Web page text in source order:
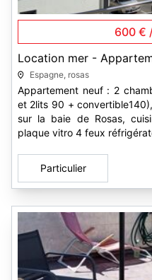
600 €
Location mer -
Espagne, rosas
Appartement neuf : 2
et 2lits 90 + convertible140),er étage 70 m de la plage, vue
sur la baie de Rosas, cuisine indépendante(micro ondes,
plaque vitro 4 feux
Particulier